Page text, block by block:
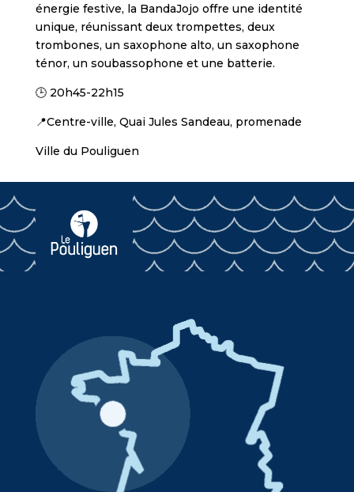
énergie festive, la BandaJojo offre une identité
unique, réunissant deux trompettes, deux
trombones, un saxophone alto, un saxophone
ténor, un soubassophone et une batterie.
🕒 20h45-22h15
📍Centre-ville, Quai Jules Sandeau, promenade
Ville du Pouliguen